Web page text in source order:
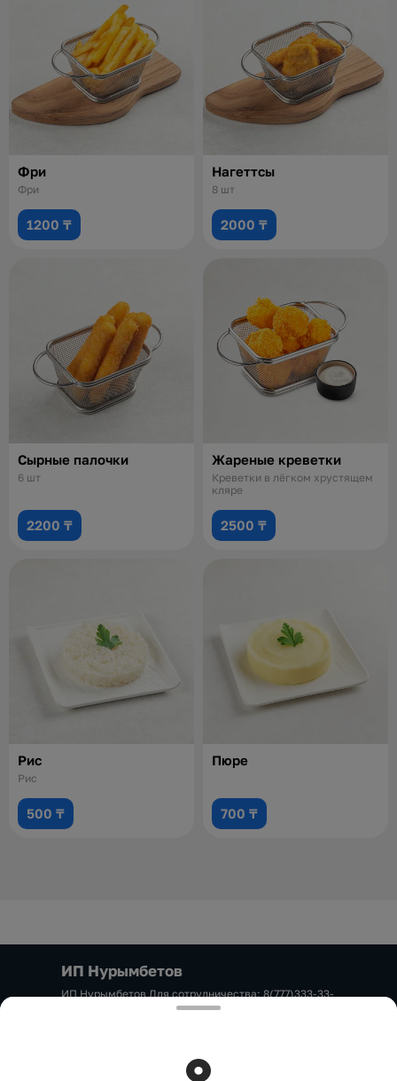
Фри
Фри
1200 ₸
Нагеттсы
8 шт
2000 ₸
Сырные палочки
6 шт
2200 ₸
Жареные креветки
Креветки в лёгком хрустящем
кляре
2500 ₸
Рис
Рис
500 ₸
Пюре
700 ₸
ИП Нурымбетов
ИП Нурымбетов Для сотрудничества: 8(777)333-33-
33 marketing.okadzaki@mail.ru